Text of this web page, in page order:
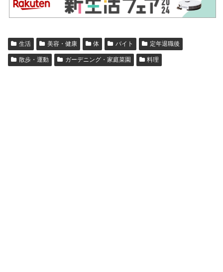
生活 美容・健康 体 バイト 定年退職後
散歩・運動 ガーデニング・家庭菜園 料理